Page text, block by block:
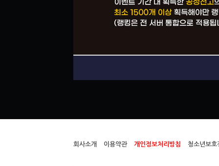
회사소개 이용약관 개인정보처리방침 청소년보호